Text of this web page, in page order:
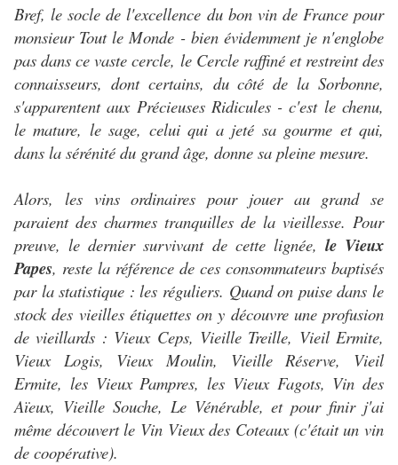
Bref, le socle de l'excellence du bon vin de France pour
monsieur Tout le Monde - bien évidemment je n'englobe
pas dans ce vaste cercle, le Cercle raffiné et restreint des
connaisseurs, dont certains, du côté de la Sorbonne,
s'apparentent aux Précieuses Ridicules - c'est le chenu,
le mature, le sage, celui qui a jeté sa gourme et qui,
dans la sérénité du grand âge, donne sa pleine mesure.
Alors, les vins ordinaires pour jouer au grand se
paraient des charmes tranquilles de la vieillesse. Pour
preuve, le dernier survivant de cette lignée, le Vieux
Papes, reste la référence de ces consommateurs baptisés
par la statistique : les réguliers. Quand on puise dans le
stock des vieilles étiquettes on y découvre une profusion
de vieillards : Vieux Ceps, Vieille Treille, Vieil Ermite,
Vieux Logis, Vieux Moulin, Vieille Réserve, Vieil
Ermite, les Vieux Pampres, les Vieux Fagots, Vin des
Aïeux, Vieille Souche, Le Vénérable, et pour finir j'ai
même découvert le Vin Vieux des Coteaux (c'était un vin
de coopérative).